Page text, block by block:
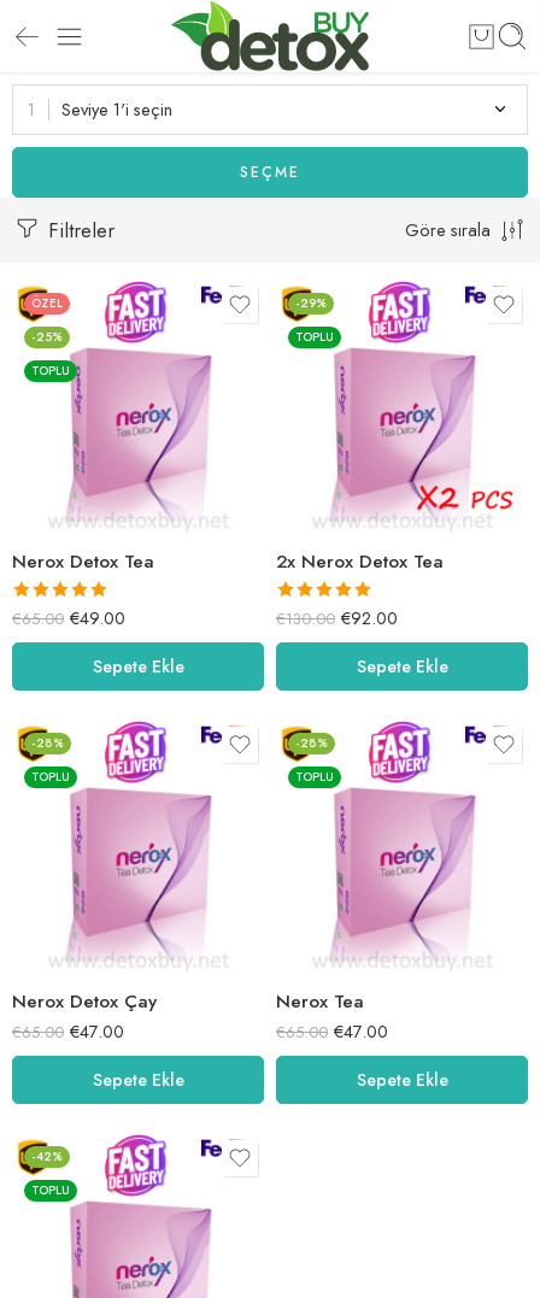
Seviye 1'i seçin
SEÇME
Filtreler Göre sırala
ÖZEL
-25%
TOPLU
Nerox Detox Tea
5 üzerinden
5.00oy aldı
€65.00 €49.00
Sepete Ekle
-29%
TOPLU
2x Nerox Detox Tea
5 üzerinden
5.00oy aldı
€130.00 €92.00
Sepete Ekle
-28%
TOPLU
Nerox Detox Çay
€65.00 €47.00
Sepete Ekle
-28%
TOPLU
Nerox Tea
€65.00 €47.00
Sepete Ekle
-42%
TOPLU